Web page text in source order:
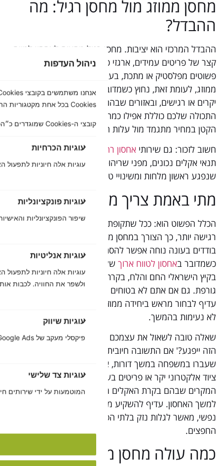
ניהול העדפות
Cookies בכל אחת מקטגוריות ההסכמה המפורטות בהמשך.
קובצי ה-Cookies שמוגדרים כ״הכרחיים״ נשמרים בדפדפן שלך, משום שהם חיוניים להפעלה הבסיסית של האתר....
עוגיות הכרחיות
עוגיות אלה חיוניות
עוגיות פונקציונליות
שיפור הפונקציונליות
עוגיות אנליטיות
ולשפר את החוויה. לכבות
עוגיות שיווק
פיקסלי מעקב של Facebook, Google Ads ורשתות פרסום המאפשרות להציג פרסומות רלוונטיות.
עוגיות צד שלישי
המוטמעות על ידי שירותים
מחסן ממוזג מול מחסן רגיל: מה
ההבדל?
ההבדל המרכזי הוא יציבות. מחסן רגיל מתאים לאחסון לטווח
קצר של פריטים עמידים, ארגזי כלים, ציוד גינה, רהיטים
פשוטים מפלסטיק או מתכת, בעיקר בעונות מעבר. מחסן
ממוזג, לעומת זאת, נחוץ כשמדובר באחסון ארוך טווח, בפריטים
יקרים או רגישים, ובאזורים שבהם הלחות והחום קיצוניים. אם
התכולה שלכם כוללת אפילו כמה פריטים רגישים, ההפרש
הקטן במחיר מתגמד מול עלות הנזק האפשרי.
חשוב לזכור: גם שירותי אחסון רהיטים
איכותיים מתבססים על
תנאי אקלים נכונים, מפני שריהוט הוא בדיוק סוג התכולה
שנפגע ראשון מלחות ומשינויי טמפרטורה.
מתי באמת צריך מחסן ממוזג?
הכלל הפשוט הוא: ככל שתקופת האחסון ארוכה יותר והתכולה
רגישה יותר, כך הצורך במחסן ממוזג גדל. לאחסון של שבועות
בודדים בעונה נוחה אפשר להסתפק במחסן רגיל, אבל
כשמדובר באחסון לטווח ארוךשל חודשים ושנים, או באחסון
בקיץ הישראלי החם והלח, בקרת אקלים הופכת להמלצה
גורפת. גם אם אתם לא בטוחים לכמה זמן תזדקקו לאחסון,
עדיף לבחור מראש ביחידה ממוזגת ולחסוך לעצמכם הפתעות
לא נעימות בהמשך.
שאלה טובה לשאול את עצמכם היא: ‏'האם אצטער אם הפריט
הזה ייפגע?' אם התשובה חיובית, מקומו במחסן ממוזג. רהיטים
שעברו במשפחה במשך דורות, אלבומי תמונות, ספרים ישנים,
ציוד אלקטרוני יקר או פריטים בעלי ערך רגשי הם בדיוק
המקרים שבהם בקרת האקלים מצדיקה את עצמה, ללא קשר
למשך האחסון. עדיף להשקיע מעט יותר ולשמור על שקט
נפשי, מאשר לגלות נזק בלתי הפיך כשתחזרו לקחת את
החפצים.
כמה עולה מחסן ממוזג?